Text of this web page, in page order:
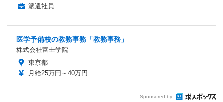
派遣社員
医学予備校の教務事務「教務事務」
株式会社富士学院
東京都
月給25万円～40万円
Sponsored by